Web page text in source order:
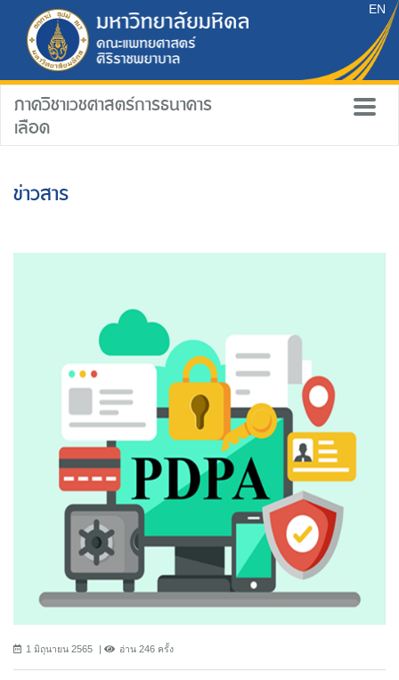
EN
ภาควิชาเวชศาสตร์การธนาคาร
เลือด
ข่าวสาร
1 มิถุนายน 2565 อ่าน 246 ครั้ง